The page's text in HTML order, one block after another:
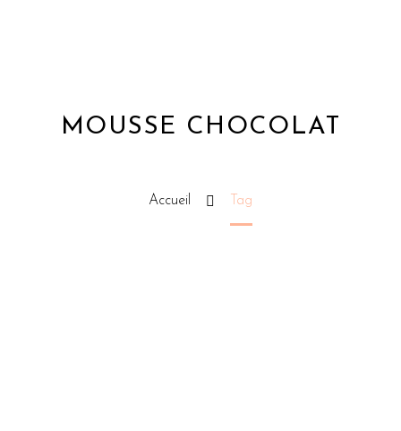
MOUSSE CHOCOLAT
Accueil Tag